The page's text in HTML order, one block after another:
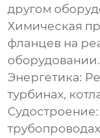
другом
Химическая
фланцев на
оборудовании.
Энергетика:
турбинах,
Судостроение: